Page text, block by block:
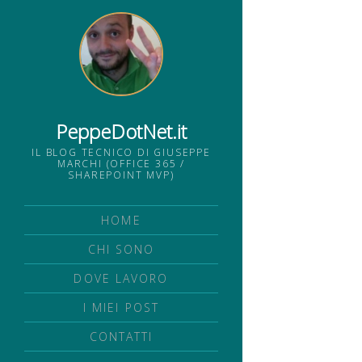
PeppeDotNet.it
IL BLOG TECNICO DI GIUSEPPE
MARCHI (OFFICE 365 /
SHAREPOINT MVP)
HOME
CHI SONO
DOVE LAVORO
I MIEI POST
CONTATTI